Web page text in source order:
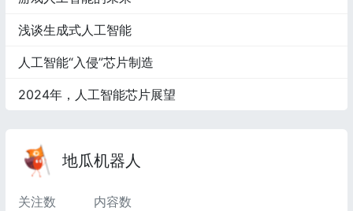
浅谈生成式人工智能
人工智能“入侵”芯片制造
2024年，人工智能芯片展望
地瓜机器人
关注数 内容数